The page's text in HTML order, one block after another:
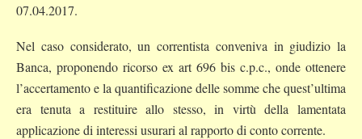
07.04.2017.
Nel caso considerato, un correntista conveniva in giudizio la
Banca, proponendo ricorso ex art 696 bis c.p.c., onde ottenere
l’accertamento e la quantificazione delle somme che quest’ultima
era tenuta a restituire allo stesso, in virtù della lamentata
applicazione di interessi usurari al rapporto di conto corrente.